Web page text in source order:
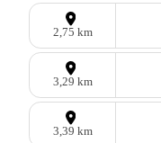
2,75 km
3,29 km
3,39 km